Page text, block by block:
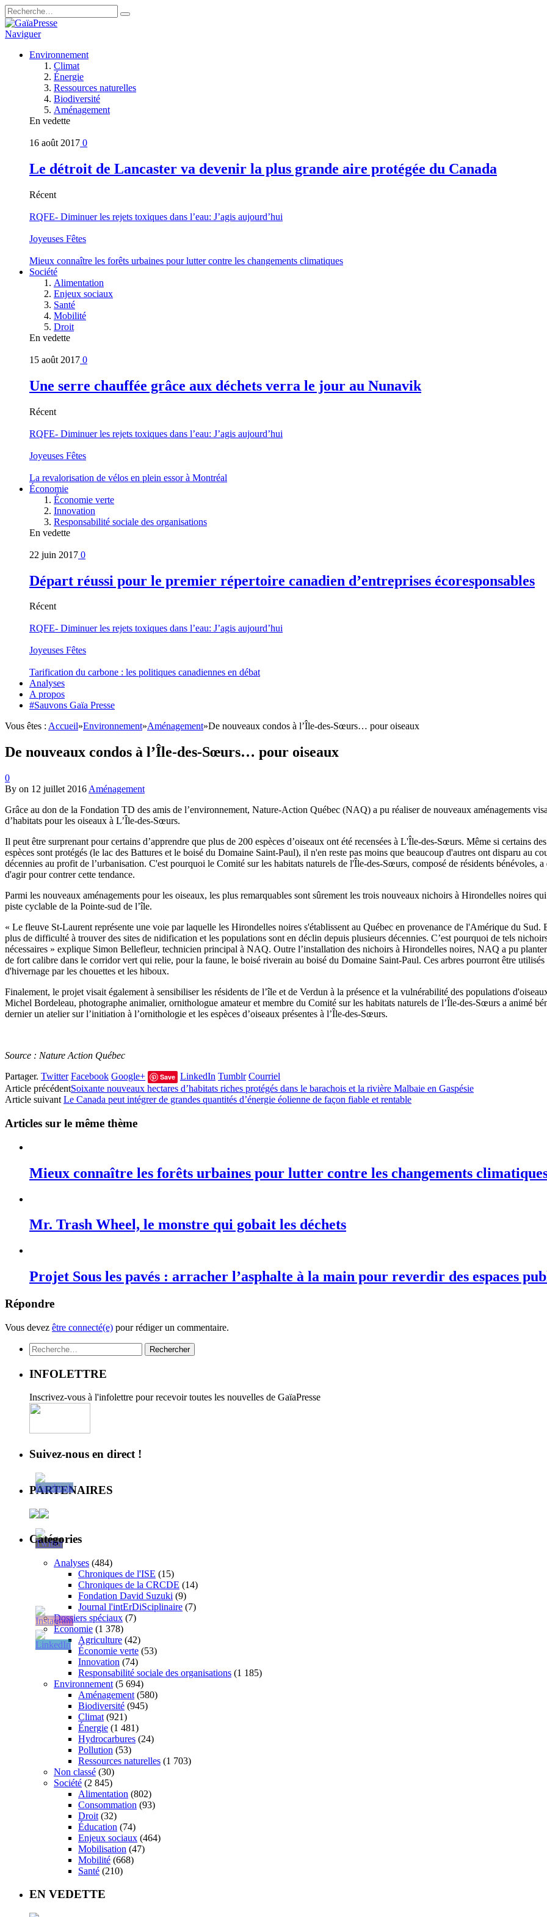
Naviguer
Environnement
Climat
Énergie
Ressources naturelles
Biodiversité
Aménagement
En vedette
16 août 2017 0
Le détroit de Lancaster va devenir la plus grande aire protégée du Canada
Récent
RQFE- Diminuer les rejets toxiques dans l’eau: J’agis aujourd’hui
Joyeuses Fêtes
Mieux connaître les forêts urbaines pour lutter contre les changements climatiques
Société
Alimentation
Enjeux sociaux
Santé
Mobilité
Droit
En vedette
15 août 2017 0
Une serre chauffée grâce aux déchets verra le jour au Nunavik
Récent
RQFE- Diminuer les rejets toxiques dans l’eau: J’agis aujourd’hui
Joyeuses Fêtes
La revalorisation de vélos en plein essor à Montréal
Économie
Économie verte
Innovation
Responsabilité sociale des organisations
En vedette
22 juin 2017 0
Départ réussi pour le premier répertoire canadien d’entreprises écoresponsables
Récent
RQFE- Diminuer les rejets toxiques dans l’eau: J’agis aujourd’hui
Joyeuses Fêtes
Tarification du carbone : les politiques canadiennes en débat
Analyses
A propos
#Sauvons Gaïa Presse
Vous êtes : Accueil»Environnement»Aménagement»De nouveaux condos à l’Île-des-Sœurs… pour oiseaux
De nouveaux condos à l’Île-des-Sœurs… pour oiseaux
0
By on 12 juillet 2016 Aménagement
Grâce au don de la Fondation TD des amis de l’environnement, Nature-Action Québec (NAQ) a pu réaliser de nouveaux aménagements
d’habitats pour les oiseaux à L’Île-des-Sœurs.
Il peut être surprenant pour certains d’apprendre que plus de 200 espèces d’oiseaux ont été recensées à L'Île-des-Sœurs. Même si certains
espèces sont protégés (le lac des Battures et le boisé du Domaine Saint-Paul), il n'en reste pas moins que beaucoup d'autres ont disparu au
décennies au profit de l’urbanisation. C'est pourquoi le Comité sur les habitats naturels de l'Île-des-Sœurs, composé de résidents bénévoles,
d'agir pour contrer cette tendance.
Parmi les nouveaux aménagements pour les oiseaux, les plus remarquables sont sûrement les trois nouveaux nichoirs à Hirondelles noires
piste cyclable de la Pointe-sud de l’île.
« Le fleuve St-Laurent représente une voie par laquelle les Hirondelles noires s'établissent au Québec en provenance de l'Amérique du Sud.
plus de difficulté à trouver des sites de nidification et les populations sont en déclin depuis plusieurs décennies. C’est pourquoi de tels
nécessaires » explique Simon Bellefleur, technicien principal à NAQ. Outre l’installation des nichoirs à Hirondelles noires, NAQ a pu
de fort calibre dans le corridor vert qui relie, pour la faune, le boisé riverain au boisé du Domaine Saint-Paul. Ces arbres pourront être utilisés
d'hivernage par les chouettes et les hiboux.
Finalement, le projet visait également à sensibiliser les résidents de l’île et de Verdun à la présence et la vulnérabilité des populations
Michel Bordeleau, photographe animalier, ornithologue amateur et membre du Comité sur les habitats naturels de l’Île-des-Sœurs a animé
dernier un atelier sur l’initiation à l’ornithologie et les espèces d’oiseaux présentes à l’Île-des-Sœurs.
Source : Nature Action Québec
Partager. Twitter Facebook Google+ Save LinkedIn Tumblr Courriel
Article précédentSoixante nouveaux hectares d’habitats riches protégés dans le barachois et la rivière Malbaie en Gaspésie
Article suivant Le Canada peut intégrer de grandes quantités d’énergie éolienne de façon fiable et rentable
Articles sur le même thème
Mieux connaître les forêts urbaines pour lutter contre les changements
Mr. Trash Wheel, le monstre qui gobait les déchets
Projet Sous les pavés : arracher l’asphalte à la main pour reverdir des espaces
Répondre
Vous devez être connecté(e) pour rédiger un commentaire.
Rechercher :
INFOLETTRE
Inscrivez-vous à l'infolettre pour recevoir toutes les nouvelles de GaïaPresse
Suivez-nous en direct !
PARTENAIRES
Catégories
Analyses (484)
Chroniques de l'ISE (15)
Chroniques de la CRCDE (14)
Fondation David Suzuki (9)
Journal l'intErDiSciplinaire (7)
Dossiers spéciaux (7)
Économie (1 378)
Agriculture (42)
Économie verte (53)
Innovation (74)
Responsabilité sociale des organisations (1 185)
Environnement (5 694)
Aménagement (580)
Biodiversité (945)
Climat (921)
Énergie (1 481)
Hydrocarbures (24)
Pollution (53)
Ressources naturelles (1 703)
Non classé (30)
Société (2 845)
Alimentation (802)
Consommation (93)
Droit (32)
Éducation (74)
Enjeux sociaux (464)
Mobilisation (47)
Mobilité (668)
Santé (210)
EN VEDETTE